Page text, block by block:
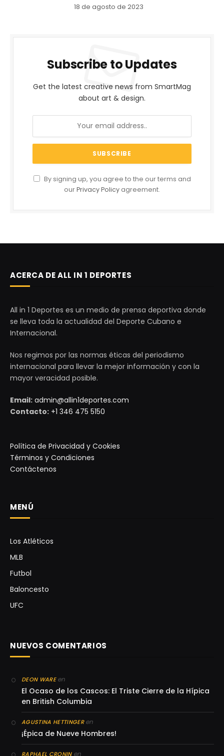
18 de agosto de 2023
Subscribe to Updates
Get the latest creative news from SmartMag
about art & design.
By signing up, you agree to the our terms and
ourPrivacy Policy agreement.
ACERCA DE ALL IN 1 DEPORTES
All in 1 Deportes es un medio de prensa deportiva donde
se lleva toda la actualidad del Deporte Cubano e
Internacional.
Nos regimos por las normas éticas del periodismo
internacional para llevar la mejor información y con la
mayor veracidad posible.
Email: admin@allin1deportes.com
Contacto: +1 346 475 5150
Política de Privacidad y Cookies
Términos y Condiciones
Contáctenos
MENÚ
Los Atléticos
MLB
Futbol
Baloncesto
UFC
NUEVOS COMENTARIOS
DEON WAREen
El Ocaso de los Cascos: El Triste Cierre de la Hípica
en British Columbia
AGUSTINA HETTINGERen
¡Épica de Nueve Hombres!
RAPHAEL CRONINen